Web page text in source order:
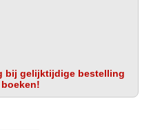
bij gelijktijdige bestelling